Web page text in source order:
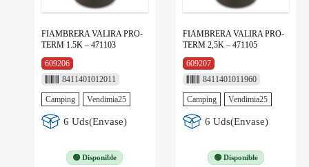
FIAMBRERA VALIRA PRO-
TERM 1.5K – 471103
609206
8411401012011
Camping Vendimia25
6 Uds(Envase)
🟢 Disponible
FIAMBRERA VALIRA PRO-
TERM 2,5K – 471105
609207
8411401011960
Camping Vendimia25
6 Uds(Envase)
🟢 Disponible